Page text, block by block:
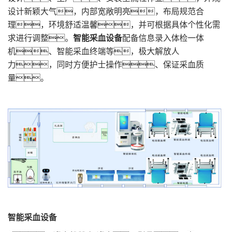
91香蕉短视频污智能献血屋可提供主体结构、专业智
能医疗设备、配套软装等全套解决方案，覆盖
设计、生产、安装全流程作业，外观
设计新颖大气，内部宽敞明亮，布局规范合
理，环境舒适温馨，并可根据具体个性化需
求进行调整。智能采血设备配备信息录入体检一体
机、智能采血终端等，极大解放人
量。